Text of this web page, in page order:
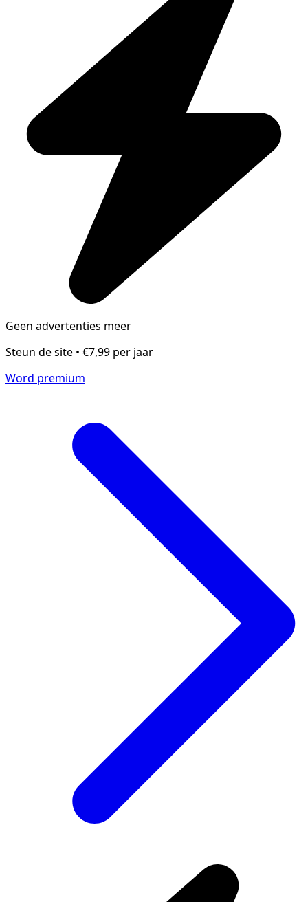
Geen advertenties meer
Steun de site • €7,99 per jaar
Word premium